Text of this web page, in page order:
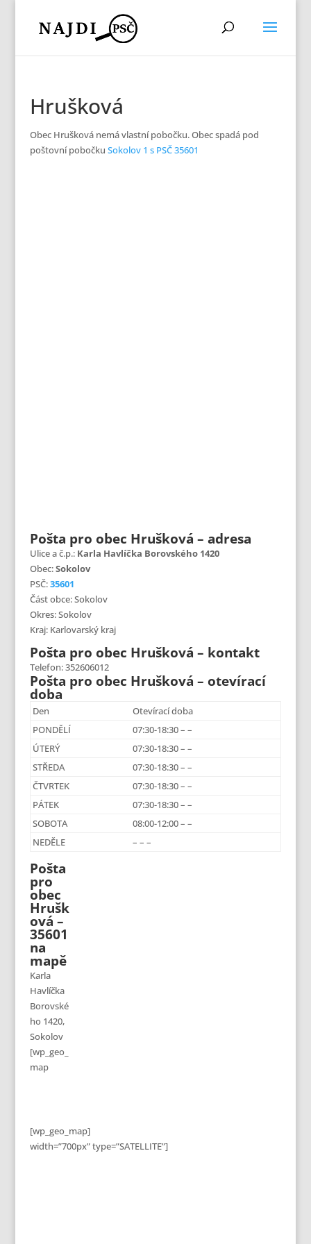
Hrušková
Obec Hrušková nemá vlastní pobočku. Obec spadá pod
poštovní pobočku Sokolov 1 s PSČ 35601
Pošta pro obec Hrušková – adresa
Ulice a č.p.: Karla Havlíčka Borovského 1420
Obec:Sokolov
PSČ:35601
Část obce: Sokolov
Okres: Sokolov
Kraj: Karlovarský kraj
Pošta pro obec Hrušková – kontakt
Telefon: 352606012
Pošta pro obec Hrušková – otevírací
doba
Den
Otevírací doba
PONDĚLÍ
07:30-18:30 – –
ÚTERÝ
07:30-18:30 – –
STŘEDA
07:30-18:30 – –
ČTVRTEK
07:30-18:30 – –
PÁTEK
07:30-18:30 – –
SOBOTA
08:00-12:00 – –
NEDĚLE
– – –
[wp_geo_map]
Pošta
pro
obec
Hrušk
ová –
35601
na
mapě
Karla
Havlíčka
Borovské
ho 1420,
Sokolov
[wp_geo_
map
width=”700px” type=”SATELLITE”]